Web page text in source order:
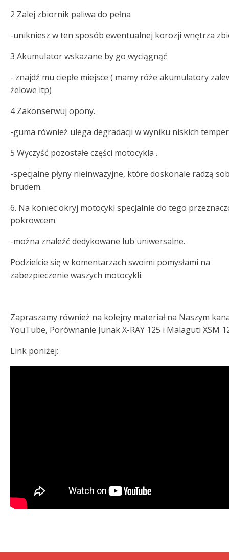
2 Zalej zbiornik paliwa do pełna
-unikniesz w ten sposób ewentualnej korozji wnętrza
3 Akumulator wskazane by go wyciągnąć
- znajdź mu ciepłe miejsce ( mamy róże akumulatory
żelowe itp)
4 Zakonserwuj opony.
-guma również ulega degradacji w wyniku niskich
5 Wyczyść pozostałe części motocykla .
-specjalne płyny nieinwazyjne, które doskonale radzą
brudem.
6. Na koniec okryj motocykl specjalnie do tego
pokrowcem
-można znaleźć dedykowane lub uniwersalne.
Podzielcie się w komentarzach swoimi pomysłami na
zabezpieczenie waszych motocykli.
Zapraszamy również na kolejny materiał na Naszym
YouTube, Porównanie Junak X-RAY 125 i Malaguti XSM
Link poniżej: